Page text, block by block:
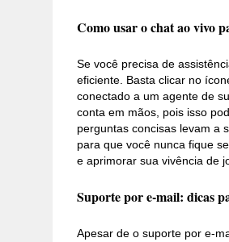
Como usar o chat ao vivo
Se você precisa de
eficiente. Basta clicar no
conectado a um agente de
conta em mãos, pois isso
perguntas concisas levam a
para que você nunca fique
e aprimorar sua vivência de
Suporte por e-mail: dicas
Apesar de o suporte por e-